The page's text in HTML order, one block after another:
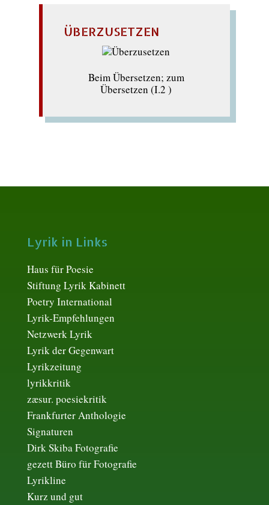
ÜBERZUSETZEN
Beim Übersetzen; zum
Übersetzen (I.2 )
Lyrik in Links
Haus für Poesie
Stiftung Lyrik Kabinett
Poetry International
Lyrik-Empfehlungen
Netzwerk Lyrik
Lyrik der Gegenwart
Lyrikzeitung
lyrikkritik
zæsur. poesiekritik
Frankfurter Anthologie
Signaturen
Dirk Skiba Fotografie
gezett Büro für Fotografie
Lyrikline
Kurz und gut